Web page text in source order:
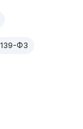
139-ФЗ